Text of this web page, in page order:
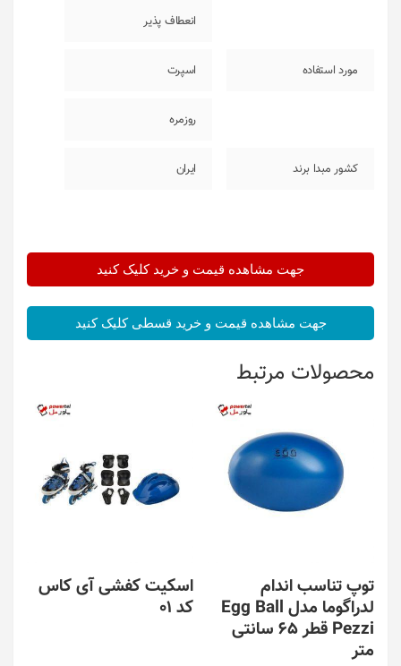
انعطاف پذیر
مورد استفاده اسپرت
روزمره
کشور مبدا برند ایران
جهت مشاهده قیمت و خرید کلیک کنید
جهت مشاهده قیمت و خرید قسطی کلیک کنید
محصولات مرتبط
توپ تناسب اندام
لدراگوما مدل Egg Ball
Pezzi قطر 65 سانتی
متر
اسکیت کفشی آی کاس
کد 01